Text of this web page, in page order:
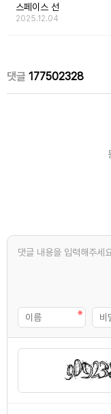
스페이스 선
2025.12.04
댓글 177502328